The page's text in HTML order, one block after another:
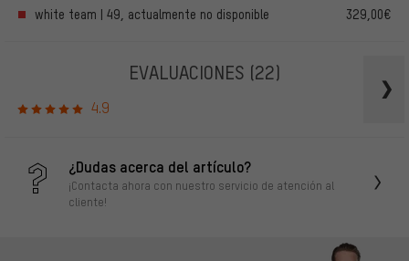
white team | 49, actualmente no disponible
329,00€
EVALUACIONES (22)
4.9
¿Dudas acerca del artículo?
¡Contacta ahora con nuestro servicio de atención al
cliente!